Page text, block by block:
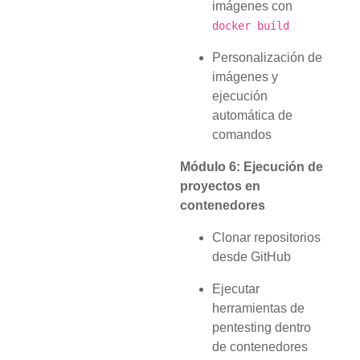
imágenes con
docker build
Personalización de
imágenes y
ejecución
automática de
comandos
Módulo 6: Ejecución de
proyectos en
contenedores
Clonar repositorios
desde GitHub
Ejecutar
herramientas de
pentesting dentro
de contenedores